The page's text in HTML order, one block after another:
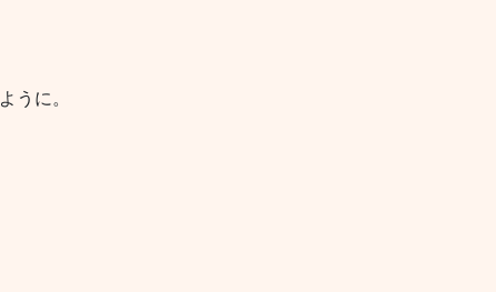
うに。